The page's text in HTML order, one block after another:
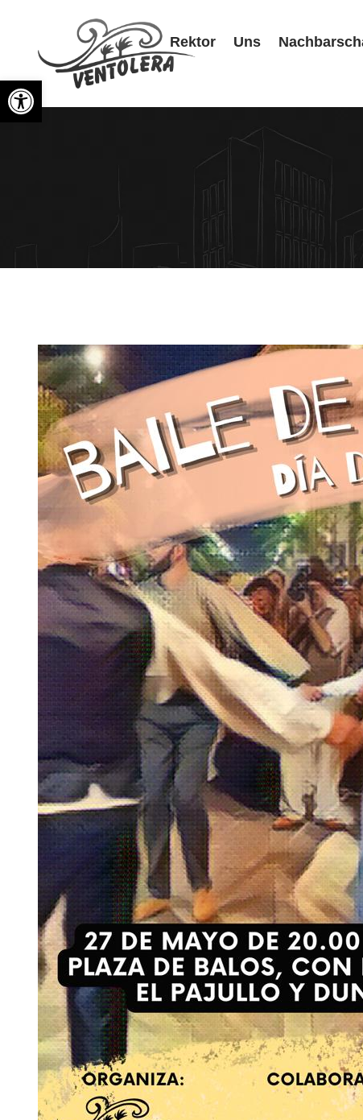
Rektor Uns
Symbolleiste öffnen